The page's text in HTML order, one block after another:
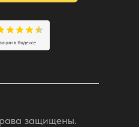
защищены.